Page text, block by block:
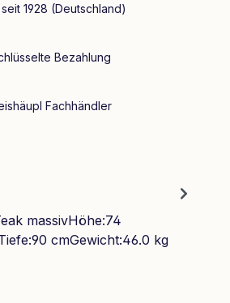
1928 (Deutschland)
Bezahlung
Fachhändler
massivHöhe:74
cmGewicht:46.0 kg